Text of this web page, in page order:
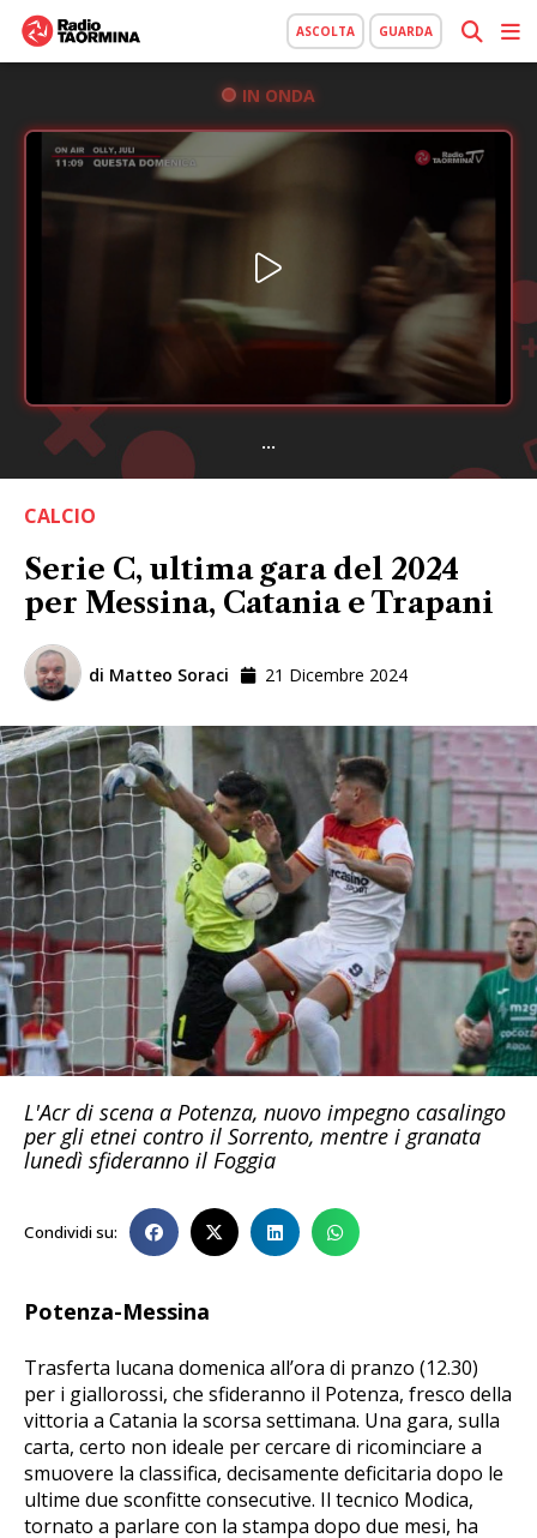
ASCOLTA GUARDA
IN ONDA
...
CALCIO
Serie C, ultima gara del 2024
per Messina, Catania e Trapani
di Matteo Soraci 21 Dicembre 2024
L'Acr di scena a Potenza, nuovo impegno casalingo
per gli etnei contro il Sorrento, mentre i granata
lunedì sfideranno il Foggia
Condividi su:
Potenza-Messina
Trasferta lucana domenica all’ora di pranzo (12.30)
per i giallorossi, che sfideranno il Potenza, fresco della
vittoria a Catania la scorsa settimana. Una gara, sulla
carta, certo non ideale per cercare di ricominciare a
smuovere la classifica, decisamente deficitaria dopo le
ultime due sconfitte consecutive. Il tecnico Modica,
tornato a parlare con la stampa dopo due mesi, ha